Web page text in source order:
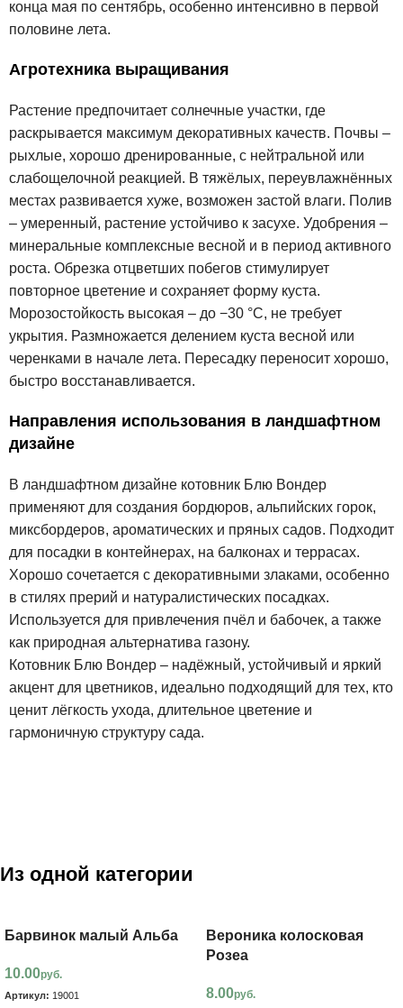
конца мая по сентябрь, особенно интенсивно в первой
половине лета.
Агротехника выращивания
Растение предпочитает солнечные участки, где
раскрывается максимум декоративных качеств. Почвы –
рыхлые, хорошо дренированные, с нейтральной или
слабощелочной реакцией. В тяжёлых, переувлажнённых
местах развивается хуже, возможен застой влаги. Полив
– умеренный, растение устойчиво к засухе. Удобрения –
минеральные комплексные весной и в период активного
роста. Обрезка отцветших побегов стимулирует
повторное цветение и сохраняет форму куста.
Морозостойкость высокая – до −30 °C, не требует
укрытия. Размножается делением куста весной или
черенками в начале лета. Пересадку переносит хорошо,
быстро восстанавливается.
Направления использования в ландшафтном
дизайне
В ландшафтном дизайне котовник Блю Вондер
применяют для создания бордюров, альпийских горок,
миксбордеров, ароматических и пряных садов. Подходит
для посадки в контейнерах, на балконах и террасах.
Хорошо сочетается с декоративными злаками, особенно
в стилях прерий и натуралистических посадках.
Используется для привлечения пчёл и бабочек, а также
как природная альтернатива газону.
Котовник Блю Вондер – надёжный, устойчивый и яркий
акцент для цветников, идеально подходящий для тех, кто
ценит лёгкость ухода, длительное цветение и
гармоничную структуру сада.
Из одной категории
Барвинок малый Альба
10.00руб.
Артикул: 19001
Вероника колосковая
Розеа
8.00руб.